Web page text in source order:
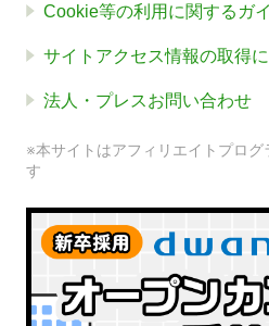
Cookie等の利用に関するガ
サイトアクセス情報の取得
法人・プレスお問い合わせ
※本サイトはアフィリエイトプログ
す